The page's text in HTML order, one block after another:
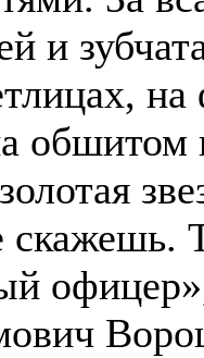
и
на
обшитом